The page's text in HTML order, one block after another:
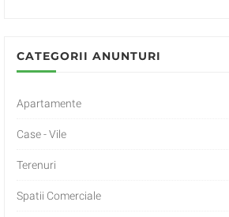
CATEGORII ANUNTURI
Apartamente
Case - Vile
Terenuri
Spatii Comerciale